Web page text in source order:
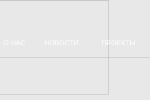
ПРОЕКТЫ